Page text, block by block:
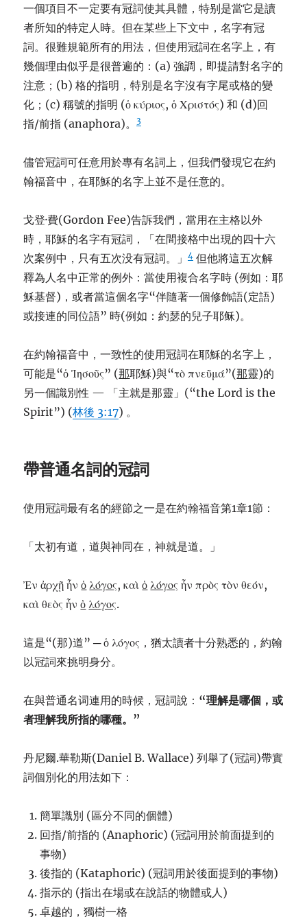
一個項目不一定要有冠詞使其具體，特别是當它是讀
者所知的特定人時。但在某些上下文中，名字有冠
詞。很難規範所有的用法，但使用冠詞在名字上，有
幾個理由似乎是很普遍的：(a) 強調，即提請對名字的
注意；(b) 格的指明，特別是名字沒有字尾或格的變
化；(c) 稱號的指明 (ὁ κύριος, ὁ Χριστός) 和 (d)回
指/前指 (anaphora)。3
儘管冠詞可任意用於專有名詞上，但我們發現它在約
翰福音中，在耶穌的名字上並不是任意的。
戈登·費(Gordon Fee)告訴我們，當用在主格以外
時，耶穌的名字有冠詞，「在間接格中出現的四十六
次案例中，只有五次没有冠詞。」4 但他將這五次解
釋為人名中正常的例外：當使用複合名字時 (例如：耶
穌基督)，或者當這個名字“伴隨著一個修飾語(定語)
或接連的同位語” 時(例如：約瑟的兒子耶稣)。
在約翰福音中，一致性的使用冠詞在耶穌的名字上，
可能是“ὁ Ἰησοῦς” (那耶穌)與“τὸ πνεῦμά”(那靈)的
另一個識別性 — 「主就是那靈」(“the Lord is the
Spirit”) (林後 3:17) 。
帶普通名詞的冠詞
使用冠詞最有名的經節之一是在約翰福音第1章1節：
「太初有道，道與神同在，神就是道。」
Ἐν ἀρχῇ ἦνο λογος, καὶο λογος ἦν πρὸς τὸν θεόν,
καὶ θεὸς ἦνο λογος.
這是“(那)道” ─ ὁ λόγος，猶太讀者十分熟悉的，約翰
以冠詞來挑明身分。
在與普通名词連用的時候，冠詞說： “理解是哪個，或
者理解我所指的哪種。 ”
丹尼爾.華勒斯(Daniel B. Wallace) 列舉了(冠詞)帶實
詞個別化的用法如下：
簡單識別 (區分不同的個體)
回指/前指的 (Anaphoric) (冠詞用於前面提到的
事物)
後指的 (Kataphoric) (冠詞用於後面提到的事物)
指示的 (指出在場或在說話的物體或人)
卓越的，獨樹一格